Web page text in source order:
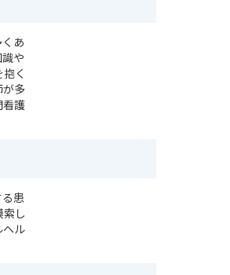
あ
や
く
が多
看護
患
し
ヘル